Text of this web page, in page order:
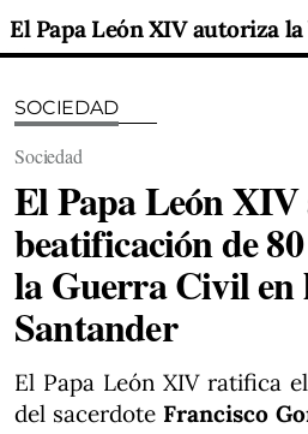
SOCIEDAD
Sociedad
El Papa León
beatificación de
la Guerra Civil en
Santander
El Papa León XIV ratifica
del sacerdote Francisco